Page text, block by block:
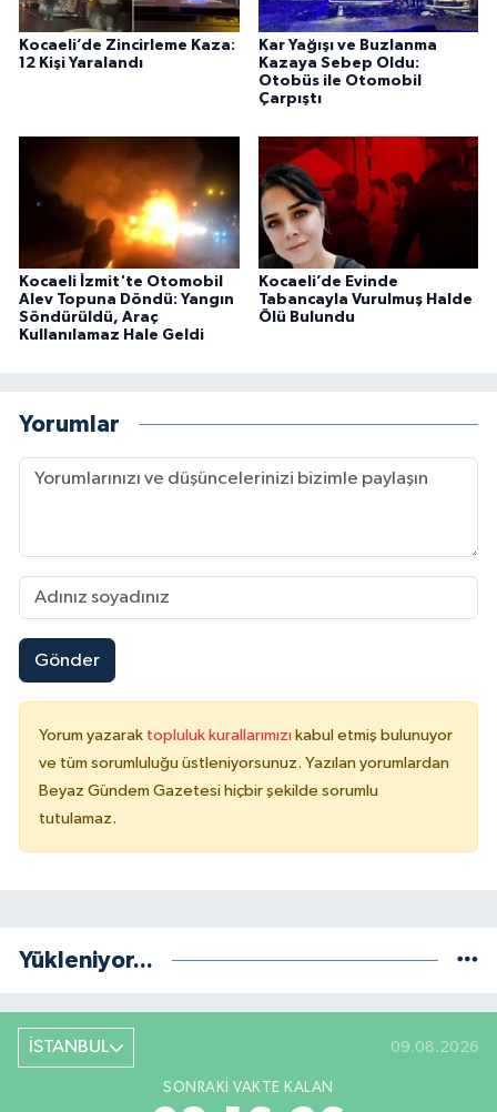
Kocaeli’de Zincirleme Kaza:
12 Kişi Yaralandı
Kar Yağışı ve Buzlanma
Kazaya Sebep Oldu:
Otobüs ile Otomobil
Çarpıştı
Kocaeli İzmit'te Otomobil
Alev Topuna Döndü: Yangın
Söndürüldü, Araç
Kullanılamaz Hale Geldi
Kocaeli’de Evinde
Tabancayla Vurulmuş Halde
Ölü Bulundu
Yorumlar
Gönder
Yorum yazarak topluluk kurallarımızı kabul etmiş bulunuyor
ve tüm sorumluluğu üstleniyorsunuz. Yazılan yorumlardan
Beyaz Gündem Gazetesi hiçbir şekilde sorumlu
tutulamaz.
Yükleniyor...
İSTANBUL 09.08.2026
SONRAKI VAKTE KALAN